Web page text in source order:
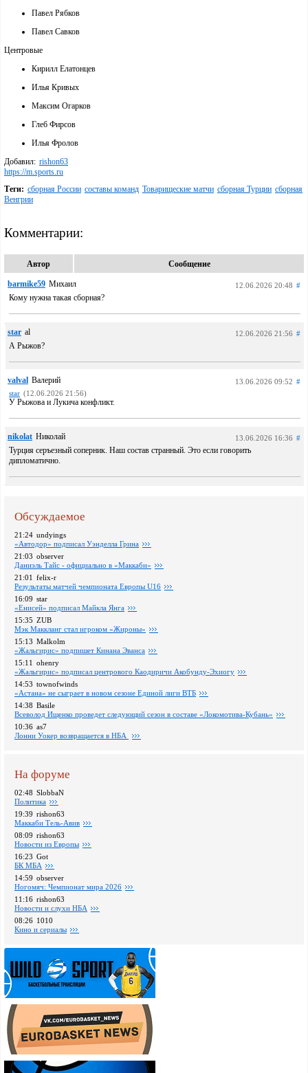
Павел Рябков
Павел Савков
Центровые
Кирилл Елатонцев
Илья Кривых
Максим Огарков
Глеб Фирсов
Илья Фролов
Добавил: rishon63
https://m.sports.ru
Теги: сборная России составы команд Товарищеские матчи сборная Турции сборная
Венгрии
Комментарии:
Автор Сообщение
barmike59 Михаил 12.06.2026 20:48 #
Кому нужна такая сборная?
star al 12.06.2026 21:56 #
А Рыжов?
valval Валерий 13.06.2026 09:52 #
star (12.06.2026 21:56)
У Рыжова и Лукича конфликт.
nikolat Николай 13.06.2026 16:36 #
Турция серъезный соперник. Наш состав странный. Это если говорить
дипломатично.
Обсуждаемое
21:24 undyings
«Автодор» подписал Уэнделла Грина
21:03 observer
Даниэль Тайс - официально в «Маккаби»
21:01 felix-r
Pезультаты матчей чемпионата Европы U16
16:09 star
«Енисей» подписал Майкла Янга
15:35 ZUB
Мэк Маккланг стал игроком «Жироны»
15:13 Malkolm
«Жальгирис» подпишет Кинана Эванса
15:11 ohenry
«Жальгирис» подписал центрового Каодиричи Акобунду-Эхиогу
14:53 townofwinds
«Астана» не сыграет в новом сезоне Единой лиги ВТБ
14:38 Basile
Всеволод Ищенко проведет следующий сезон в составе «Локомотива-Кубань»
10:36 as7
Лонни Уокер возвращается в НБА
На форуме
02:48 SlobbaN
Политика
19:39 rishon63
Маккаби Тель-Авив
08:09 rishon63
Новости из Европы
16:23 Got
БК МБА
14:59 observer
Ногомяч: Чемпионат мира 2026
11:16 rishon63
Новости и слухи НБА
08:26 1010
Кино и сериалы